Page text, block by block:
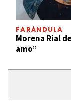
FARÁNDULA
Morena Rial
amo”